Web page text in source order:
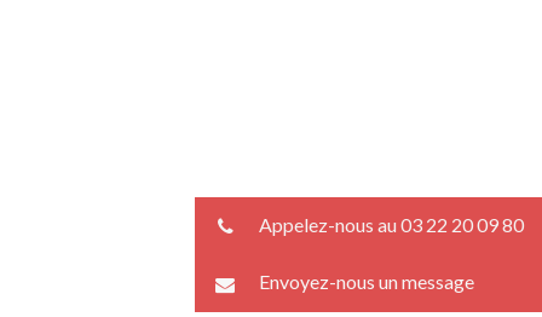
Appelez-nous au 03 22 20 09 80
Envoyez-nous un message